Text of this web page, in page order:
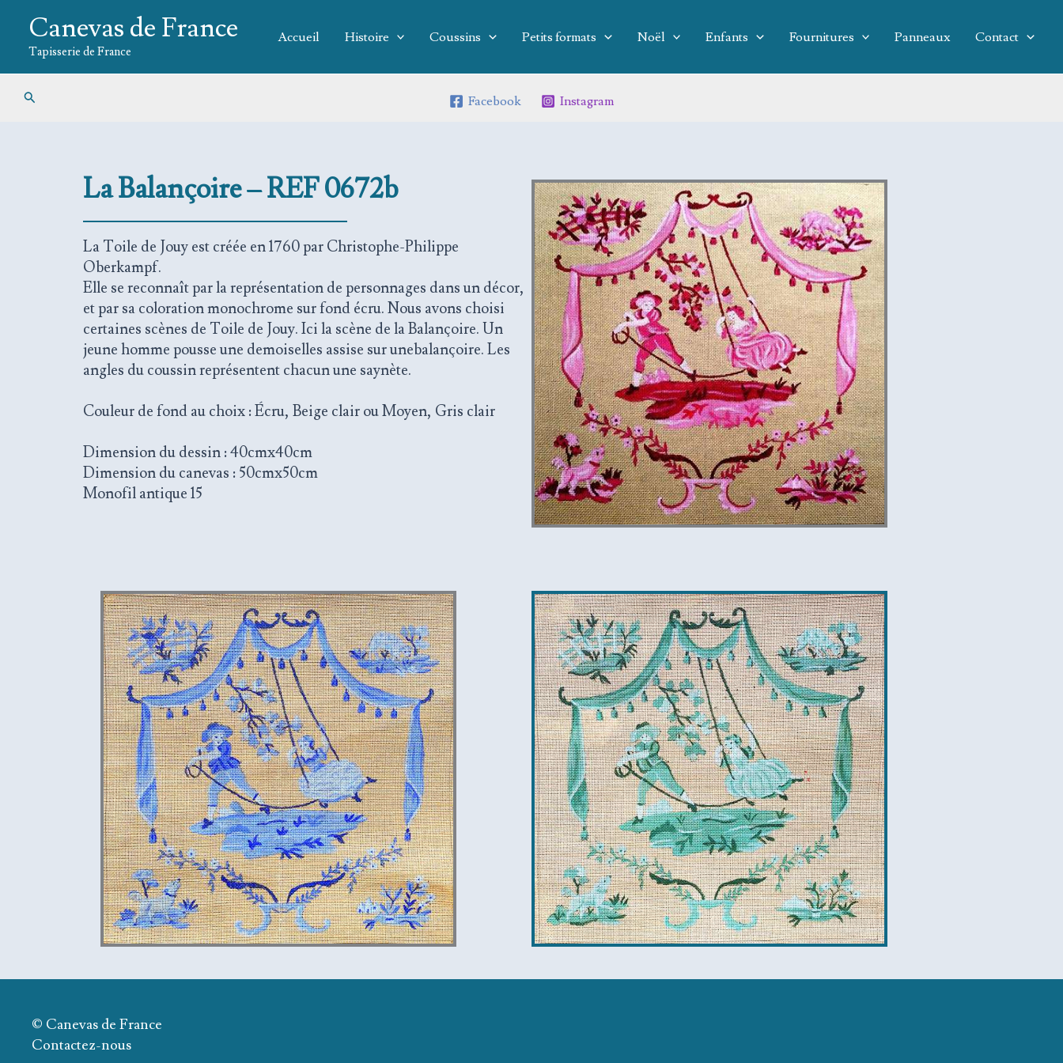
contenu
Canevas de France
Tapisserie de France
Accueil Histoire Coussins Petits formats Noël Enfants Fournitures Panneaux Contact
Rechercher Facebook Instagram
La Balançoire – REF 0672b
La Toile de Jouy est créée en 1760 par Christophe-Philippe
Oberkampf.
Elle se reconnaît par la représentation de personnages dans un décor,
et par sa coloration monochrome sur fond écru. Nous avons choisi
certaines scènes de Toile de Jouy. Ici la scène de la Balançoire. Un
jeune homme pousse une demoiselles assise sur unebalançoire. Les
angles du coussin représentent chacun une saynète.
Couleur de fond au choix : Écru, Beige clair ou Moyen, Gris clair
Dimension du dessin : 40cmx40cm
Dimension du canevas : 50cmx50cm
Monofil antique 15
© Canevas de France
Contactez-nous